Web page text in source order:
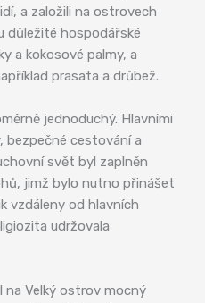
a založili na ostrovech
důležité hospodářské
a kokosové palmy, a
prasata a drůbež.
jednoduchý. Hlavními
bezpečné cestování a
svět byl zaplněn
jimž bylo nutno přinášet
vzdáleny od hlavních
udržovala
na Velký ostrov mocný